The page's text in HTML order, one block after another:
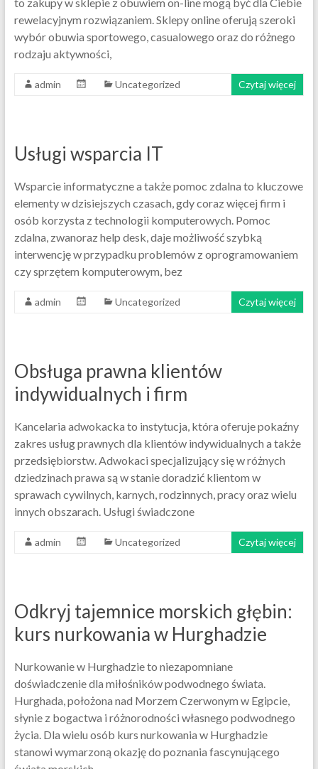
rewelacyjnym rozwiązaniem. Sklepy online oferują szeroki
wybór obuwia sportowego, casualowego oraz do różnego
rodzaju aktywności,
admin Uncategorized Czytaj więcej
Usługi wsparcia IT
Wsparcie informatyczne a także pomoc zdalna to kluczowe
elementy w dzisiejszych czasach, gdy coraz więcej firm i
osób korzysta z technologii komputerowych. Pomoc
zdalna, zwanoraz help desk, daje możliwość szybką
interwencję w przypadku problemów z oprogramowaniem
czy sprzętem komputerowym, bez
admin Uncategorized Czytaj więcej
Obsługa prawna klientów
indywidualnych i firm
Kancelaria adwokacka to instytucja, która oferuje pokaźny
zakres usług prawnych dla klientów indywidualnych a także
przedsiębiorstw. Adwokaci specjalizujący się w różnych
dziedzinach prawa są w stanie doradzić klientom w
sprawach cywilnych, karnych, rodzinnych, pracy oraz wielu
innych obszarach. Usługi świadczone
admin Uncategorized Czytaj więcej
Odkryj tajemnice morskich głębin:
kurs nurkowania w Hurghadzie
Nurkowanie w Hurghadzie to niezapomniane
doświadczenie dla miłośników podwodnego świata.
Hurghada, położona nad Morzem Czerwonym w Egipcie,
słynie z bogactwa i różnorodności własnego podwodnego
życia. Dla wielu osób kurs nurkowania w Hurghadzie
stanowi wymarzoną okazję do poznania fascynującego